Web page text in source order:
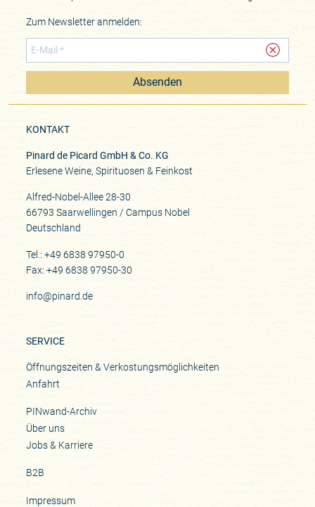
Blanc
Beste Lagen
seit 2009
1850 gründete Commendatore Giovan Battista Burlotto die Weinkellerei
Zum Newsletter anmelden:
Absenden
KONTAKT
Pinard de Picard GmbH & Co. KG
Erlesene Weine, Spirituosen & Feinkost
Alfred-Nobel-Allee 28-30
66793 Saarwellingen / Campus Nobel
Deutschland
Tel.: +49 6838 97950-0
Fax: +49 6838 97950-30
info@pinard.de
SERVICE
Öffnungszeiten & Verkostungsmöglichkeiten
Anfahrt
PINwand-Archiv
Über uns
Jobs & Karriere
B2B
Impressum